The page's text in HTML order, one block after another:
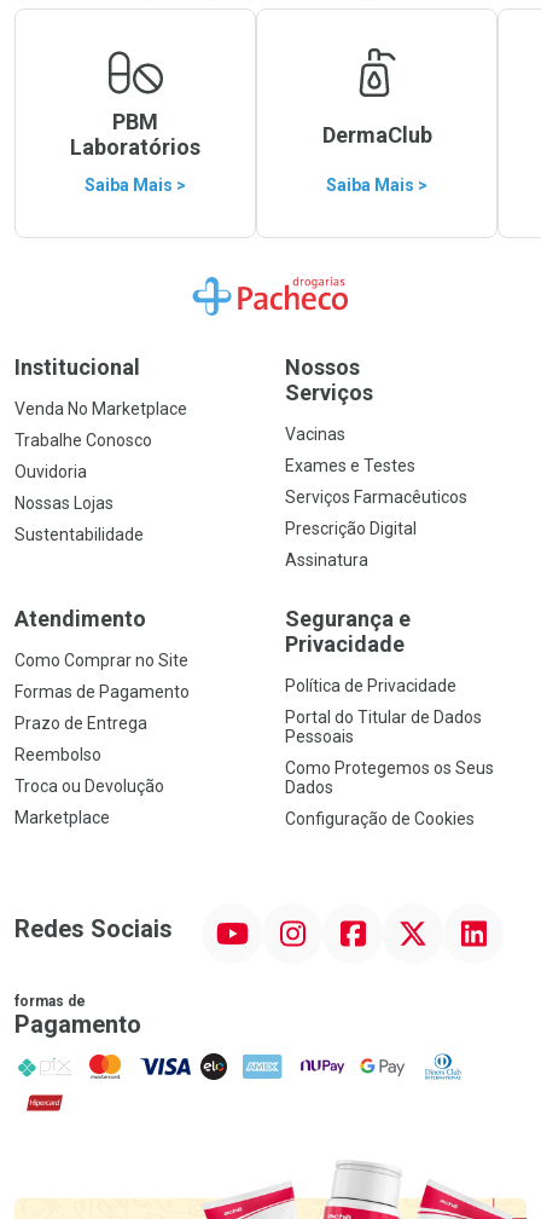
PBM
Laboratórios
Saiba Mais >
DermaClub
Saiba Mais >
Ir para a Home
Institucional
Venda No Marketplace
Trabalhe Conosco
Ouvidoria
Nossas Lojas
Sustentabilidade
Nossos
Serviços
Vacinas
Exames e Testes
Serviços Farmacêuticos
Prescrição Digital
Assinatura
Atendimento
Como Comprar no Site
Formas de Pagamento
Prazo de Entrega
Reembolso
Troca ou Devolução
Marketplace
Segurança e
Privacidade
Política de Privacidade
Portal do Titular de Dados
Pessoais
Como Protegemos os Seus
Dados
Configuração de Cookies
Redes Sociais InstagramFacebook Linkedin
formas de
Pagamento
PIX MasterCard
VISA ELO AMEX NuPay Google PayDiners Club
Hipercard
Promoção em Destaque